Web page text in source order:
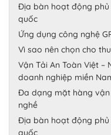
Địa bàn hoạt động
quốc
Ứng dụng công nghệ
Vì sao nên chọn cho
Vận Tải An Toàn Việt
doanh nghiệp miền
Đa dạng mặt hàng
nghề
Địa bàn hoạt động
quốc